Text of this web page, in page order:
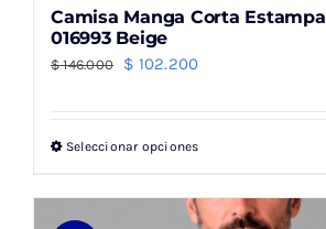
Camisa Manga Corta
016993 Beige
$146.000
El
era:
$ 102.200
es:
Seleccionar opcionesEste
tiene